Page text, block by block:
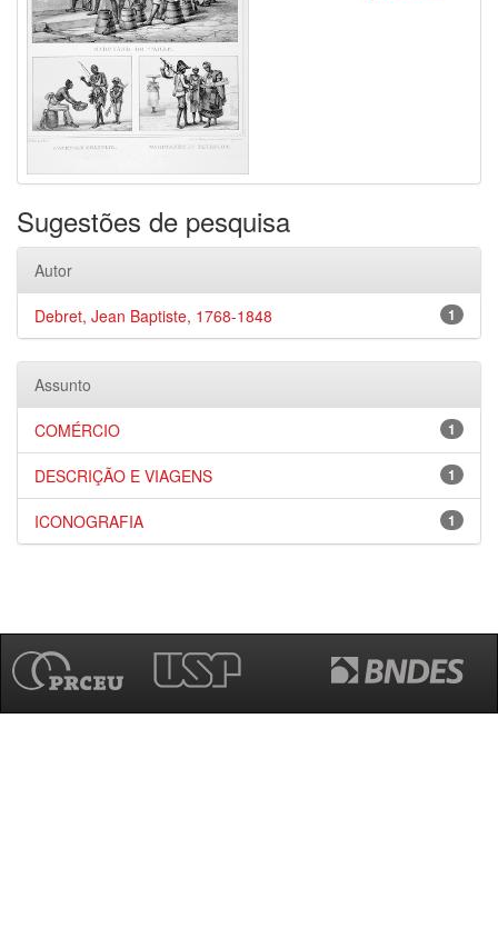
Sugestões de pesquisa
Autor
1
Debret, Jean Baptiste, 1768-1848
Assunto
1
COMÉRCIO
1
DESCRIÇÃO E VIAGENS
1
ICONOGRAFIA